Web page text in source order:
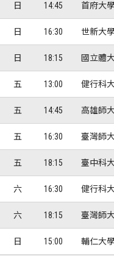
日 14:45 首府大
日 16:30 世新大
日 18:15 國立體
五 13:00 健行科
五 14:45 高雄師
五 16:30 臺灣師
五 18:15 臺中科
六 16:30 健行科
六 18:15 臺灣師
日 15:00 輔仁大